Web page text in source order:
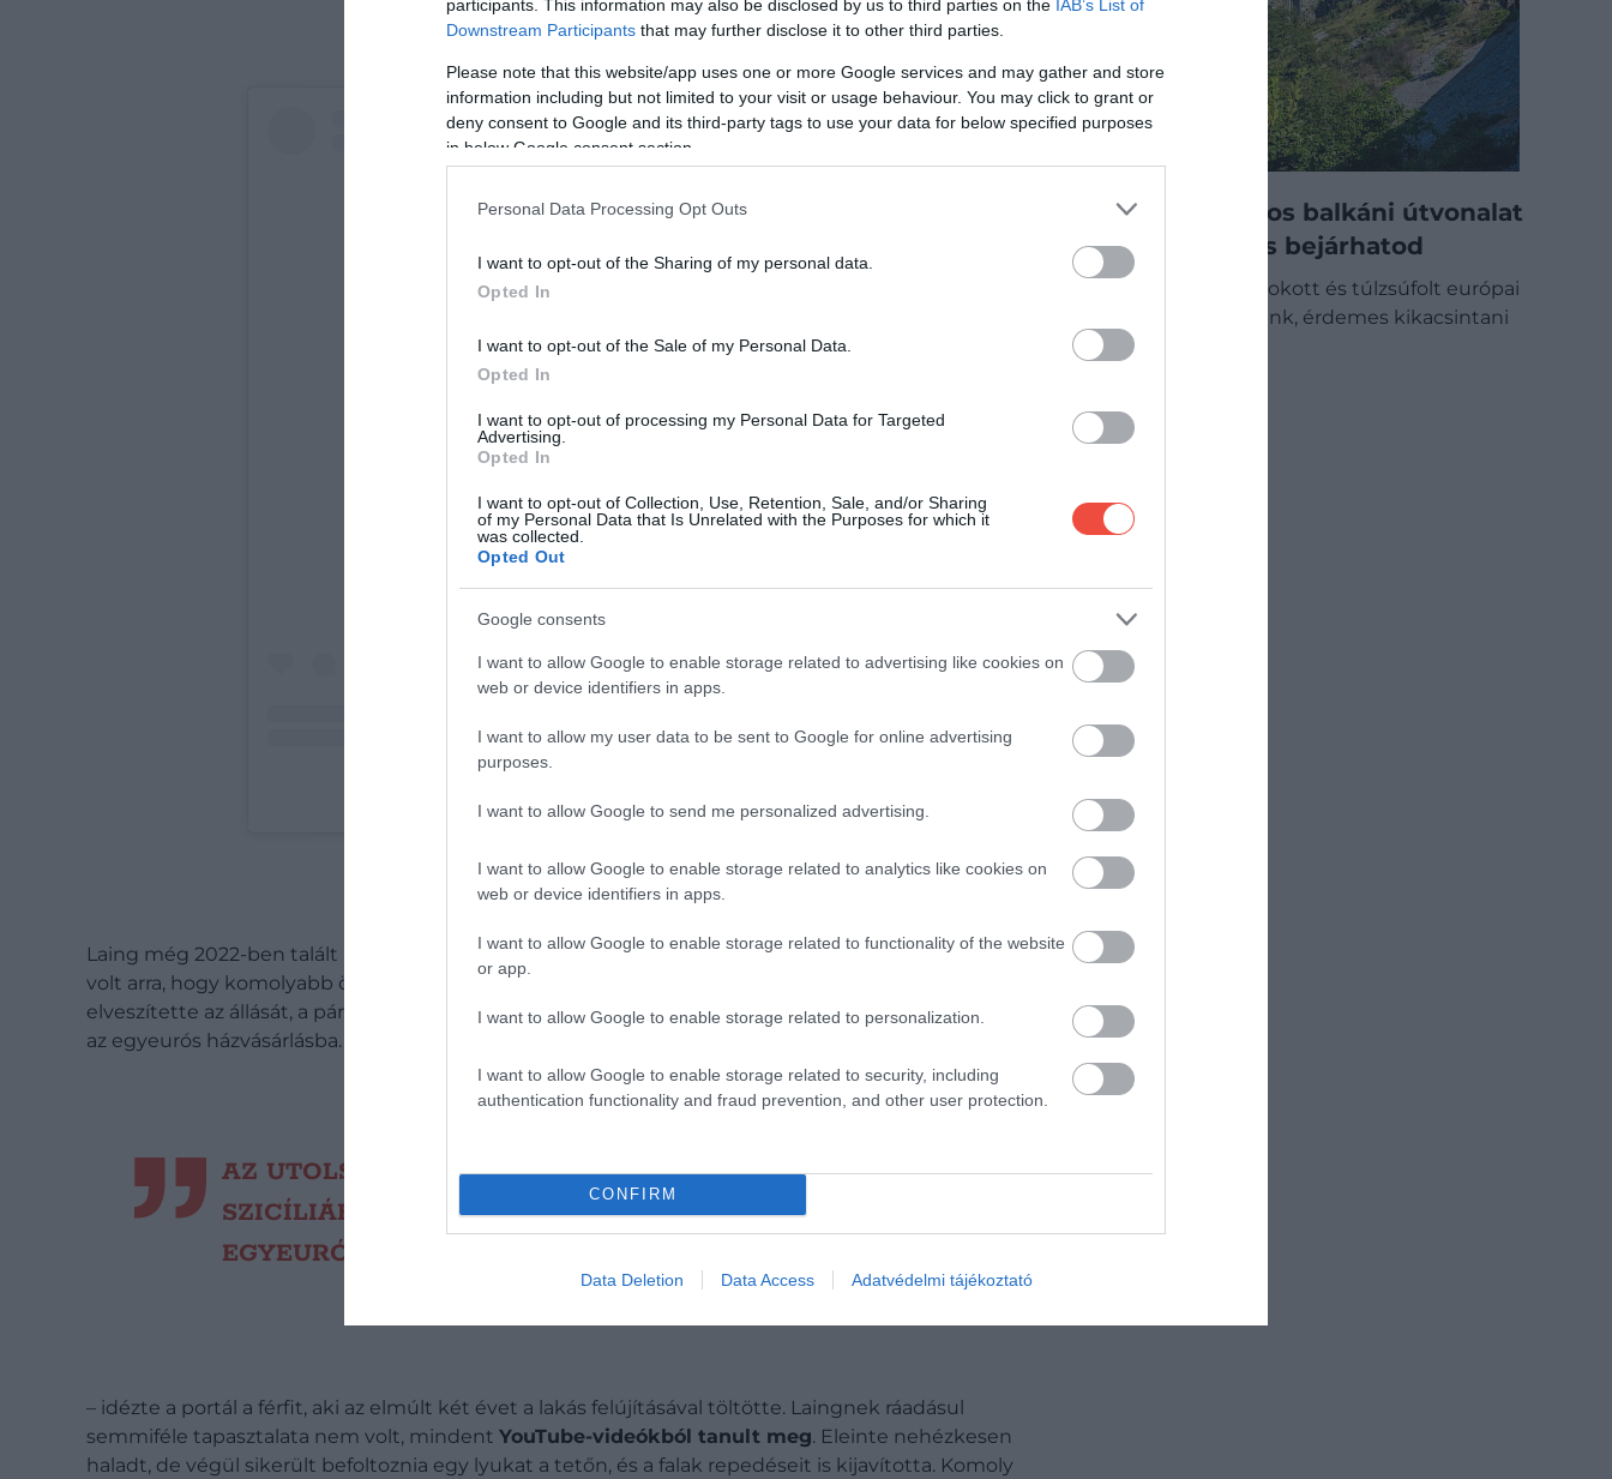
participants. This information may also be disclosed by us to third parties on the IAB’s List of
Downstream Participants that may further disclose it to other third parties.
Please note that this website/app uses one or more Google services and may gather and store
information including but not limited to your visit or usage behaviour. You may click to grant or
deny consent to Google and its third-party tags to use your data for below specified purposes
in below Google consent section.
Personal Data Processing Opt Outs
I want to opt-out of the Sharing of my personal data.
Opted In
I want to opt-out of the Sale of my Personal Data.
Opted In
I want to opt-out of processing my Personal Data for Targeted
Advertising.
Opted In
I want to opt-out of Collection, Use, Retention, Sale, and/or Sharing
of my Personal Data that Is Unrelated with the Purposes for which it
was collected.
Opted Out
Google consents
I want to allow Google to enable storage related to advertising like cookies on
web or device identifiers in apps.
I want to allow my user data to be sent to Google for online advertising
purposes.
I want to allow Google to send me personalized advertising.
I want to allow Google to enable storage related to analytics like cookies on
web or device identifiers in apps.
I want to allow Google to enable storage related to functionality of the website
or app.
I want to allow Google to enable storage related to personalization.
I want to allow Google to enable storage related to security, including
authentication functionality and fraud prevention, and other user protection.
CONFIRM
Data Deletion Data Access Adatvédelmi tájékoztató
Laing még 2022-ben talált rá a programra. Akkoriban hónapról hónapra élt Londonban, és esélye sem
volt arra, hogy komolyabb összeget félretegyen egy saját otthonra. A pandémia alatt ráadásul
elveszítette az állását, a párkapcsolata is véget ért, így végül egy nagy kockázatot vállalt: belevágott
az egyeurós házvásárlásba.
AZ UTOLSÓ FIZETÉSEMBŐL VETTEM EGY REPÜLŐJEGYET
SZICÍLIÁBA, ÉS MEGVÁSÁROLTAM AZ EGYIK ELSŐ
EGYEURÓS HÁZAT, AMIT MEGLÁTTAM
– idézte a portál a férfit, aki az elmúlt két évet a lakás felújításával töltötte. Laingnek ráadásul
semmiféle tapasztalata nem volt, mindent YouTube-videókból tanult meg. Eleinte nehézkesen
haladt, de végül sikerült befoltoznia egy lyukat a tetőn, és a falak repedéseit is kijavította. Komoly
Ezt a látványos balkáni útvonalat
autó nélkül is bejárhatod
Ha nem a megszokott és túlzsúfolt európai
úti célokra vágyunk, érdemes kikacsintani